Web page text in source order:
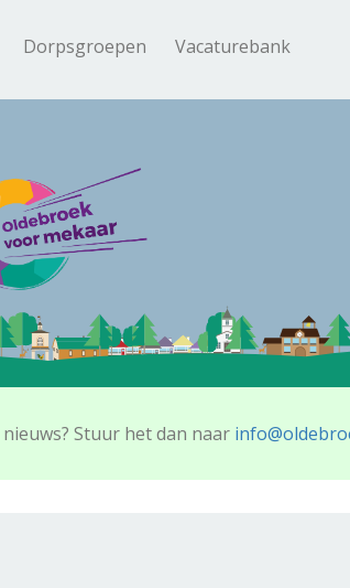
Dorpsgroepen Vacaturebank
Stuur het dan naar